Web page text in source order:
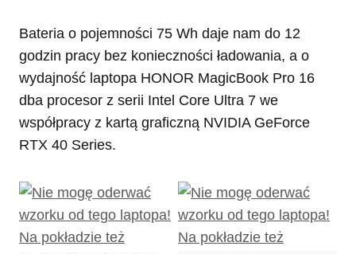
Bateria o pojemności 75 Wh daje nam do 12
godzin pracy bez konieczności ładowania, a o
wydajność laptopa HONOR MagicBook Pro 16
dba procesor z serii Intel Core Ultra 7 we
współpracy z kartą graficzną NVIDIA GeForce
RTX 40 Series.